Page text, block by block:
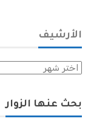
الأرشيف
الأرشيف
بحث عنها الزوار